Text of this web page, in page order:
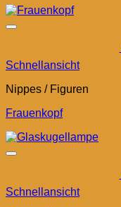
Schnellansicht
Nippes / Figuren
Frauenkopf
Schnellansicht